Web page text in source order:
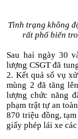
Tình trạng không
rất phổ biến
Sau hai ngày 30
lượng CSGT đã
2. Kết quả số vụ
mùng 2 đã tăng
lượng chức năng
phạm trật tự an
870 triệu đồng,
giấy phép lái xe